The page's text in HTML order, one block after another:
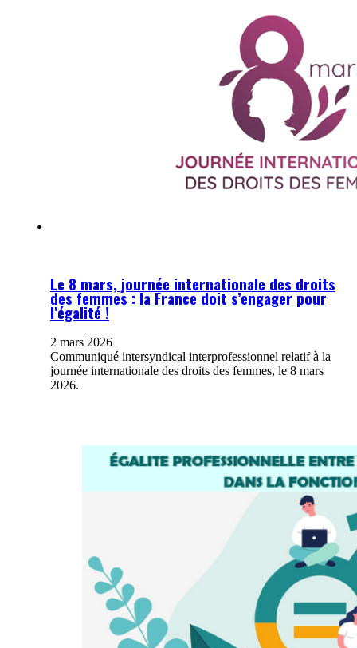
Le 8 mars, journée internationale des droits
des femmes : la France doit s’engager pour
l’égalité !
2 mars 2026
Communiqué intersyndical interprofessionnel relatif à la
journée internationale des droits des femmes, le 8 mars
2026.